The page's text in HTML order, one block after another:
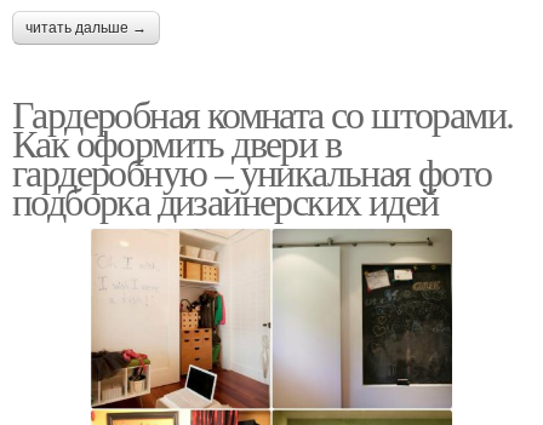
читать дальше →
Гардеробная комната со шторами.
Как оформить двери в
гардеробную – уникальная фото
подборка дизайнерских идей